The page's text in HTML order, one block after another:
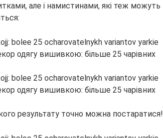
але і намистинами, які теж можуть
результату точно можна постаратися!